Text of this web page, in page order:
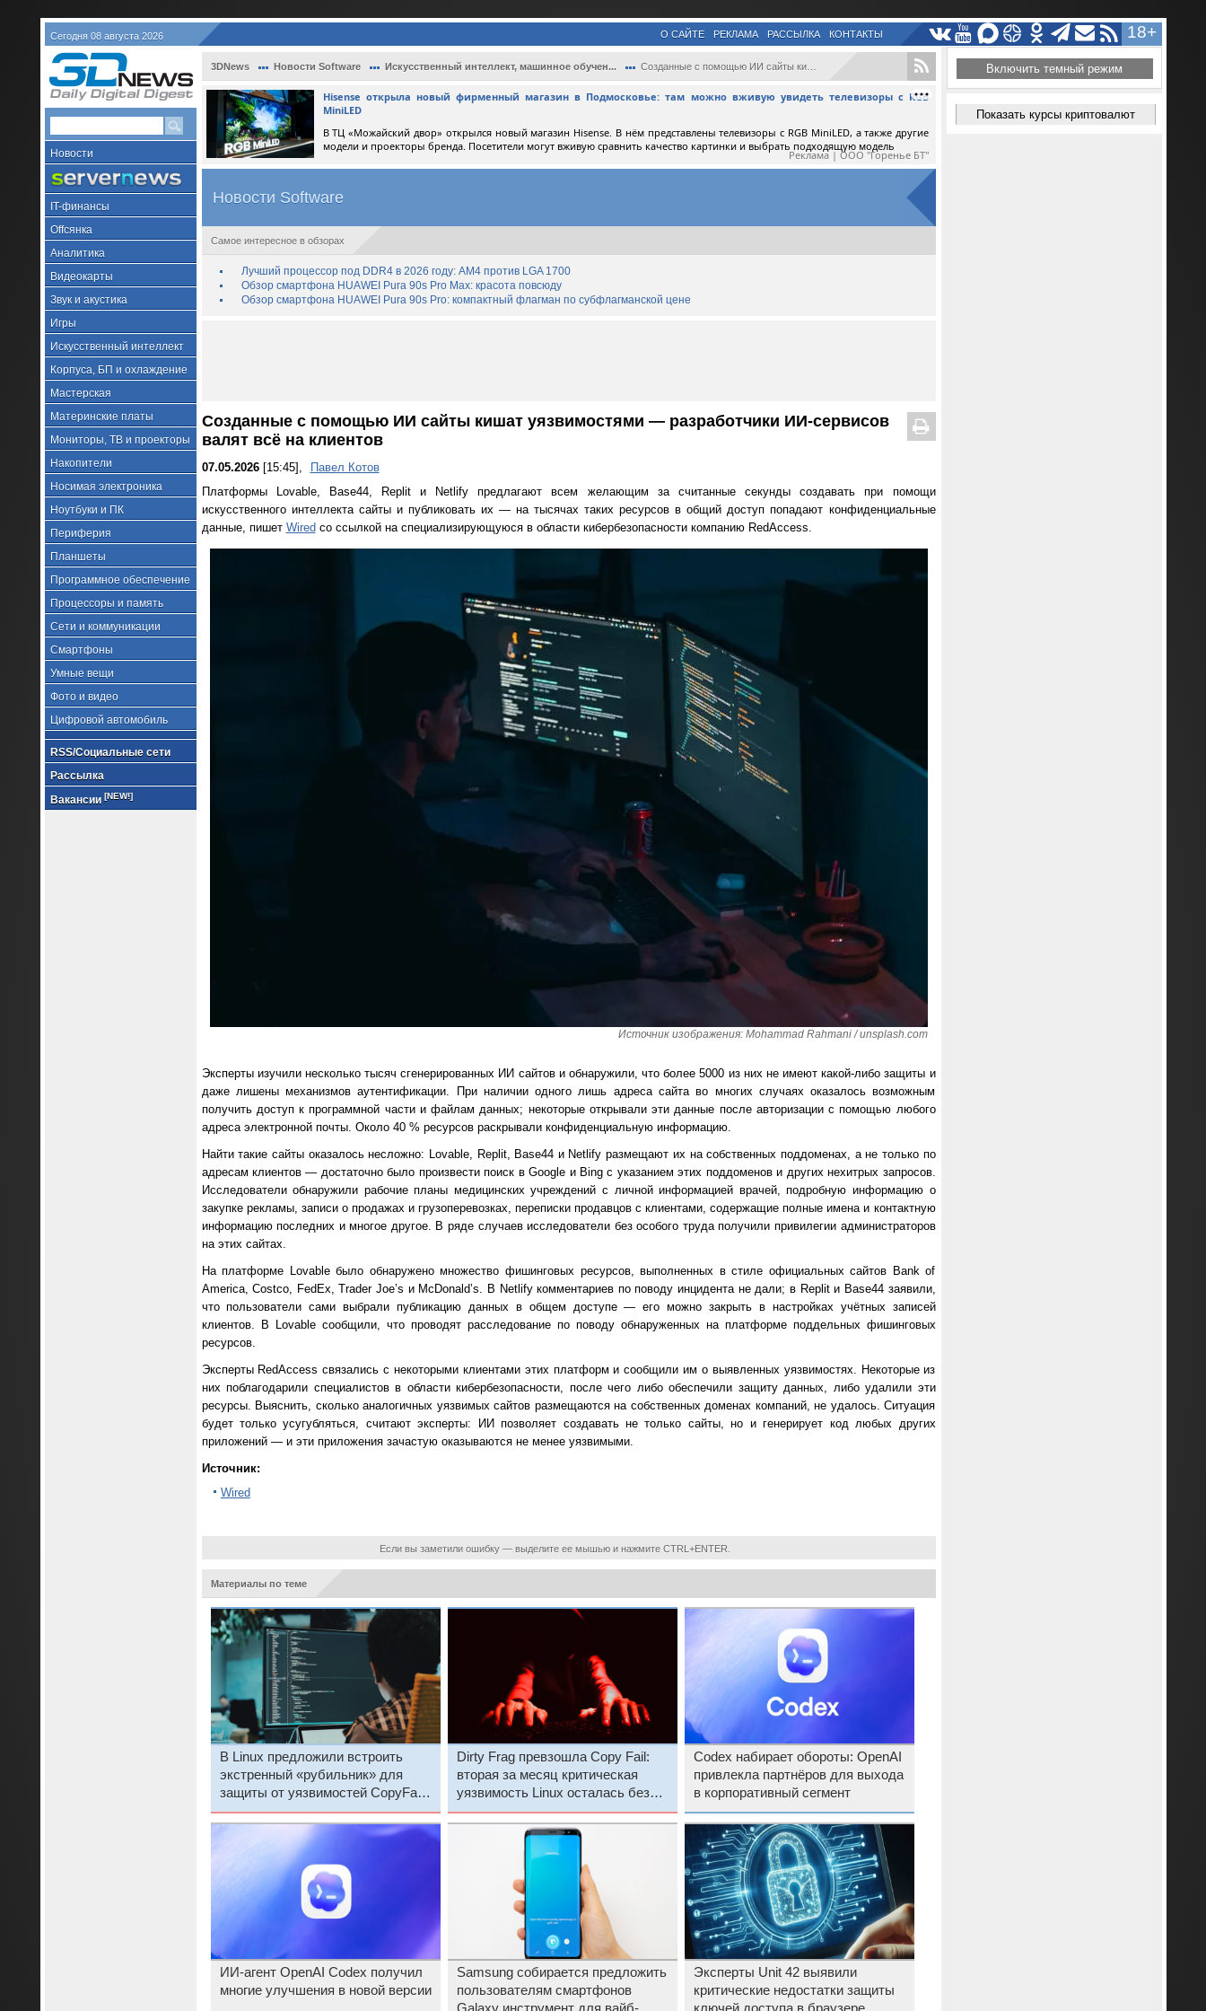
Сегодня 08 августа 2026 18+
О САЙТЕ РЕКЛАМА РАССЫЛКА КОНТАКТЫ
Новости
IT-финансы
Offсянка
Аналитика
Видеокарты
Звук и акустика
Игры
Искусственный интеллект
Корпуса, БП и охлаждение
Мастерская
Материнские платы
Мониторы, ТВ и проекторы
Накопители
Носимая электроника
Ноутбуки и ПК
Периферия
Планшеты
Программное обеспечение
Процессоры и память
Сети и коммуникации
Смартфоны
Умные вещи
Фото и видео
Цифровой автомобиль
RSS/Социальные сети
Рассылка
Вакансии [NEW!]
3DNews Новости Software Искусственный интеллект, машинное обучен... Созданные с помощью ИИ сайты кишат уязви...
Hisense открыла новый фирменный магазин в Подмосковье: там можно вживую увидеть телевизоры с RGB
MiniLED
В ТЦ «Можайский двор» открылся новый магазин Hisense. В нём представлены телевизоры с RGB MiniLED, а также другие
модели и проекторы бренда. Посетители могут вживую сравнить качество картинки и выбрать подходящую модель
Реклама | ООО "Горенье БТ"
Новости Software
Самое интересное в обзорах
Лучший процессор под DDR4 в 2026 году: AM4 против LGA 1700
Обзор смартфона HUAWEI Pura 90s Pro Max: красота повсюду
Обзор смартфона HUAWEI Pura 90s Pro: компактный флагман по субфлагманской цене
Созданные с помощью ИИ сайты кишат уязвимостями — разработчики ИИ-сервисов
валят всё на клиентов
07.05.2026[15:45],
Павел Котов
Платформы Lovable, Base44, Replit и Netlify предлагают всем желающим за считанные секунды создавать при помощи
искусственного интеллекта сайты и публиковать их — на тысячах таких ресурсов в общий доступ попадают конфиденциальные
данные, пишет Wired со ссылкой на специализирующуюся в области кибербезопасности компанию RedAccess.
Источник изображения: Mohammad Rahmani / unsplash.com
Эксперты изучили несколько тысяч сгенерированных ИИ сайтов и обнаружили, что более 5000 из них не имеют какой-либо защиты и
даже лишены механизмов аутентификации. При наличии одного лишь адреса сайта во многих случаях оказалось возможным
получить доступ к программной части и файлам данных; некоторые открывали эти данные после авторизации с помощью любого
адреса электронной почты. Около 40 % ресурсов раскрывали конфиденциальную информацию.
Найти такие сайты оказалось несложно: Lovable, Replit, Base44 и Netlify размещают их на собственных поддоменах, а не только по
адресам клиентов — достаточно было произвести поиск в Google и Bing с указанием этих поддоменов и других нехитрых запросов.
Исследователи обнаружили рабочие планы медицинских учреждений с личной информацией врачей, подробную информацию о
закупке рекламы, записи о продажах и грузоперевозках, переписки продавцов с клиентами, содержащие полные имена и контактную
информацию последних и многое другое. В ряде случаев исследователи без особого труда получили привилегии администраторов
на этих сайтах.
На платформе Lovable было обнаружено множество фишинговых ресурсов, выполненных в стиле официальных сайтов Bank of
America, Costco, FedEx, Trader Joe’s и McDonald’s. В Netlify комментариев по поводу инцидента не дали; в Replit и Base44 заявили,
что пользователи сами выбрали публикацию данных в общем доступе — его можно закрыть в настройках учётных записей
клиентов. В Lovable сообщили, что проводят расследование по поводу обнаруженных на платформе поддельных фишинговых
ресурсов.
Эксперты RedAccess связались с некоторыми клиентами этих платформ и сообщили им о выявленных уязвимостях. Некоторые из
них поблагодарили специалистов в области кибербезопасности, после чего либо обеспечили защиту данных, либо удалили эти
ресурсы. Выяснить, сколько аналогичных уязвимых сайтов размещаются на собственных доменах компаний, не удалось. Ситуация
будет только усугубляться, считают эксперты: ИИ позволяет создавать не только сайты, но и генерирует код любых других
приложений — и эти приложения зачастую оказываются не менее уязвимыми.
Источник:
Wired
Если вы заметили ошибку — выделите ее мышью и нажмите CTRL+ENTER.
Материалы по теме
В Linux предложили встроить
экстренный «рубильник» для
защиты от уязвимостей CopyFail
и Dirty Frag
Dirty Frag превзошла Copy Fail:
вторая за месяц критическая
уязвимость Linux осталась без
исправлений
Codex набирает обороты: OpenAI
привлекла партнёров для выхода
в корпоративный сегмент
ИИ-агент OpenAI Codex получил
многие улучшения в новой версии
Samsung собирается предложить
пользователям смартфонов
Galaxy инструмент для вайб-
Эксперты Unit 42 выявили
критические недостатки защиты
ключей доступа в браузере
Включить темный режим
Показать курсы криптовалют